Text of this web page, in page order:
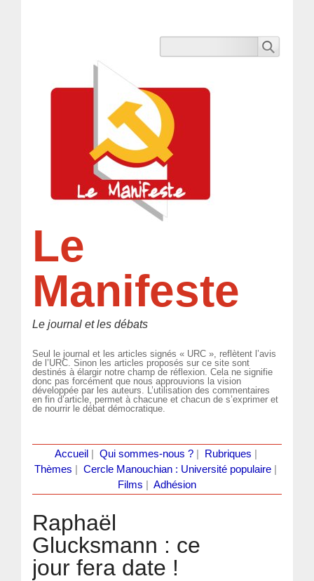
Le
Manifeste
Le journal et les débats
Seul le journal et les articles signés « URC », reflètent l’avis
de l’URC. Sinon les articles proposés sur ce site sont
destinés à élargir notre champ de réflexion. Cela ne signifie
donc pas forcément que nous approuvions la vision
développée par les auteurs. L’utilisation des commentaires
en fin d’article, permet à chacune et chacun de s’exprimer et
de nourrir le débat démocratique.
Accueil Qui sommes-nous ?| Rubriques
Thèmes
Cercle Manouchian : Université populaire
Films
Adhésion
Raphaël
Glucksmann : ce
jour fera date !